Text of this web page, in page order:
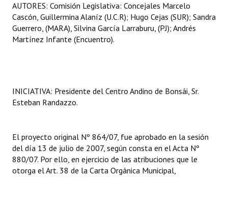
Reconocimientos - Registro
Bariloche, Municipio intercultural
AUTORES: Comisión Legislativa: Concejales Marcelo
Cascón, Guillermina Alaníz (U.C.R); Hugo Cejas (SUR); Sandra
Guerrero, (MARA), Silvina García Larraburu, (PJ); Andrés
Martínez Infante (Encuentro).
INICIATIVA: Presidente del Centro Andino de Bonsái, Sr.
Esteban Randazzo.
El proyecto original Nº 864/07, fue aprobado en la sesión
del día 13 de julio de 2007, según consta en el Acta Nº
880/07. Por ello, en ejercicio de las atribuciones que le
otorga el Art. 38 de la Carta Orgánica Municipal,